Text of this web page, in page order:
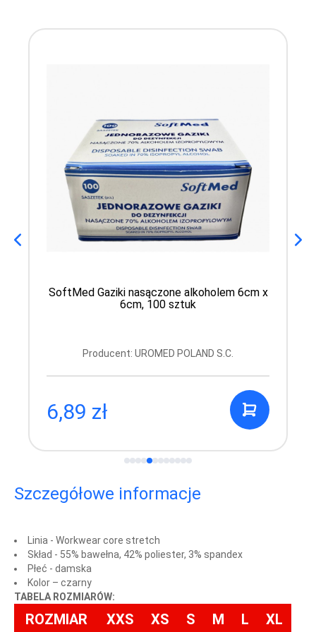
SoftMed Gaziki nasączone alkoholem 6cm x
6cm, 100 sztuk
Producent: UROMED POLAND S.C.
6,89 zł
Szczegółowe informacje
Linia - Workwear core stretch
Skład - 55% bawełna, 42% poliester, 3% spandex
Płeć - damska
Kolor – czarny
TABELA ROZMIARÓW:
ROZMIAR XXS XS S M L XL